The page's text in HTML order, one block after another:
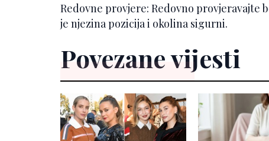
Redovne provjere: Redovno provjeravajte
je njezina pozicija i okolina sigurni.
Povezane vijesti